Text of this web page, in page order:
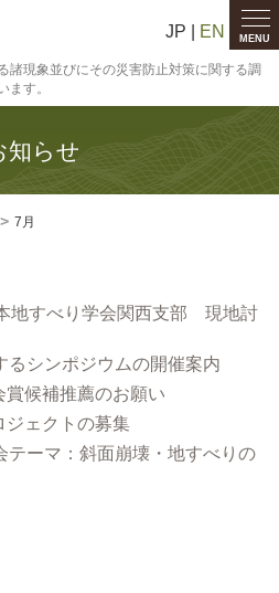
MENU
JP | EN
諸現象並びにその災害防止対策に関する調
ます。
知らせ
7月
地すべり学会関西支部 現地討
るシンポジウムの開催案内
候補推薦のお願い
ジェクトの募集
テーマ：斜面崩壊・地すべりの